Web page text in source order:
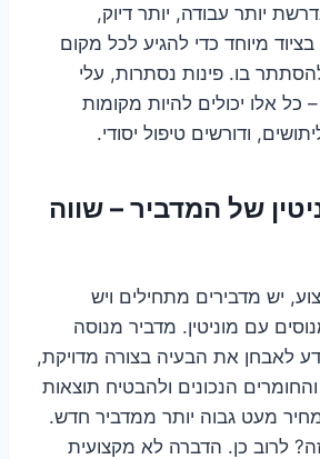
יותר עבודה, יותר דיוק,
מיוחד כדי להגיע לכל מקום
בו. פינות נסתרות, עלי
כל אלו יכולים להיות מקומות
ודורשים טיפול יסודי.
של המדביר – שווה
יש מדבירים מתחילים ויש
עם מוניטין. מדביר מנוסה
לאבחן את הבעיה בצורה מדויקת,
הנכונים ולהבטיח תוצאות
מעט גבוה יותר ממדביר חדש.
לרוב כן. הדברה לא מקצועית